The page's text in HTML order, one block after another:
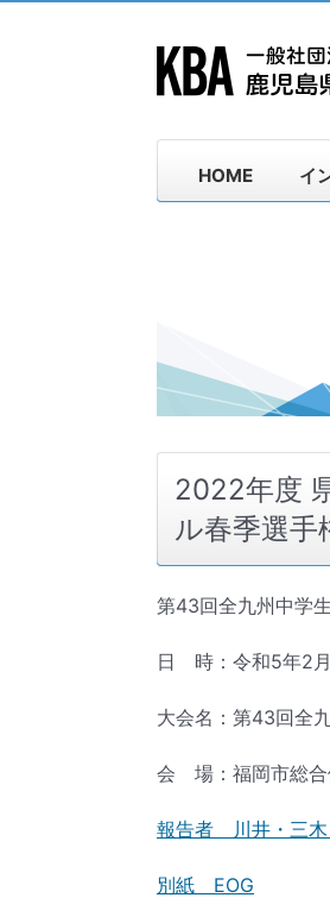
HOME イ
2022年度
ル春季選⼿
第43回全九州中学
日 時：令和5年2月
大会名：第43回全
会 場：福岡市総合
報告者 川井・三木
別紙 EOG